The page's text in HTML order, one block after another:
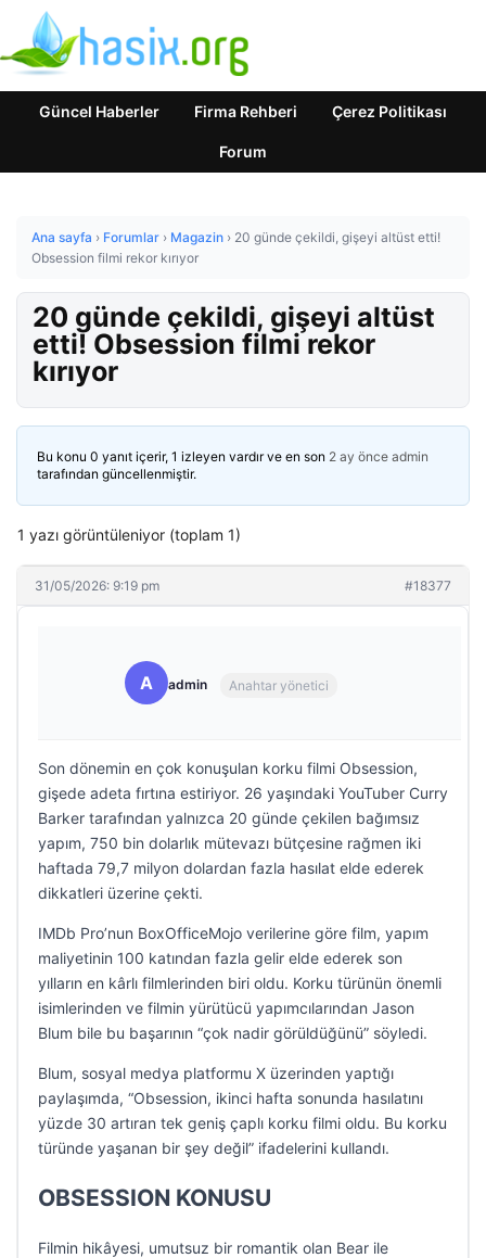
Güncel Haberler Firma Rehberi Çerez Politikası
Forum
Ana sayfa › Forumlar › Magazin › 20 günde çekildi, gişeyi altüst etti!
Obsession filmi rekor kırıyor
20 günde çekildi, gişeyi altüst
etti! Obsession filmi rekor
kırıyor
Bu konu 0 yanıt içerir, 1 izleyen vardır ve en son 2 ay önce admin
tarafından güncellenmiştir.
1 yazı görüntüleniyor (toplam 1)
31/05/2026: 9:19 pm #18377
A admin Anahtar yönetici
Son dönemin en çok konuşulan korku filmi Obsession,
gişede adeta fırtına estiriyor. 26 yaşındaki YouTuber Curry
Barker tarafından yalnızca 20 günde çekilen bağımsız
yapım, 750 bin dolarlık mütevazı bütçesine rağmen iki
haftada 79,7 milyon dolardan fazla hasılat elde ederek
dikkatleri üzerine çekti.
IMDb Pro’nun BoxOfficeMojo verilerine göre film, yapım
maliyetinin 100 katından fazla gelir elde ederek son
yılların en kârlı filmlerinden biri oldu. Korku türünün önemli
isimlerinden ve filmin yürütücü yapımcılarından Jason
Blum bile bu başarının “çok nadir görüldüğünü” söyledi.
Blum, sosyal medya platformu X üzerinden yaptığı
paylaşımda, “Obsession, ikinci hafta sonunda hasılatını
yüzde 30 artıran tek geniş çaplı korku filmi oldu. Bu korku
türünde yaşanan bir şey değil” ifadelerini kullandı.
OBSESSION KONUSU
Filmin hikâyesi, umutsuz bir romantik olan Bear ile